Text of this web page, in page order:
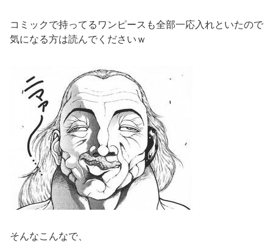
コミックで持ってるワンピースも全部一応入れといたので
気になる方は読んでくださいｗ
そんなこんなで、